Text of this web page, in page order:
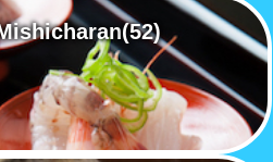
(52)